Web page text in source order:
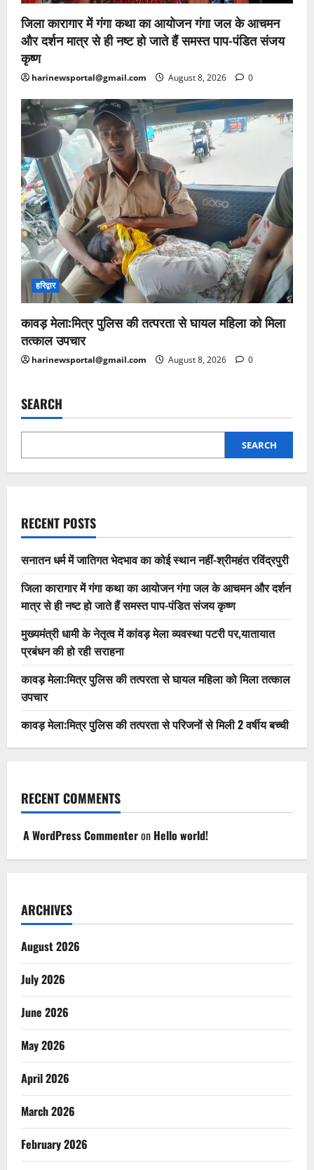
जिला कारागार में गंगा कथा का आयोजन गंगा जल के आचमन
और दर्शन मात्र से ही नष्ट हो जाते हैं समस्त पाप-पंडित संजय
कृष्ण
harinewsportal@gmail.com August 8, 2026 0
हरिद्वार
कावड़ मेला:मित्र पुलिस की तत्परता से घायल महिला को मिला
तत्काल उपचार
harinewsportal@gmail.com August 8, 2026 0
SEARCH
SEARCH
RECENT POSTS
सनातन धर्म में जातिगत भेदभाव का कोई स्थान नहीं-श्रीमहंत रविंद्रपुरी
जिला कारागार में गंगा कथा का आयोजन गंगा जल के आचमन और दर्शन
मात्र से ही नष्ट हो जाते हैं समस्त पाप-पंडित संजय कृष्ण
मुख्यमंत्री धामी के नेतृत्व में कांवड़ मेला व्यवस्था पटरी पर,यातायात
प्रबंधन की हो रही सराहना
कावड़ मेला:मित्र पुलिस की तत्परता से घायल महिला को मिला तत्काल
उपचार
कावड़ मेला:मित्र पुलिस की तत्परता से परिजनों से मिली 2 वर्षीय बच्ची
RECENT COMMENTS
A WordPress Commenteron Hello world!
ARCHIVES
August 2026
July 2026
June 2026
May 2026
April 2026
March 2026
February 2026